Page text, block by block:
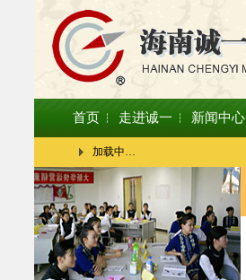
首页 走进诚一 新闻中心
加载中…